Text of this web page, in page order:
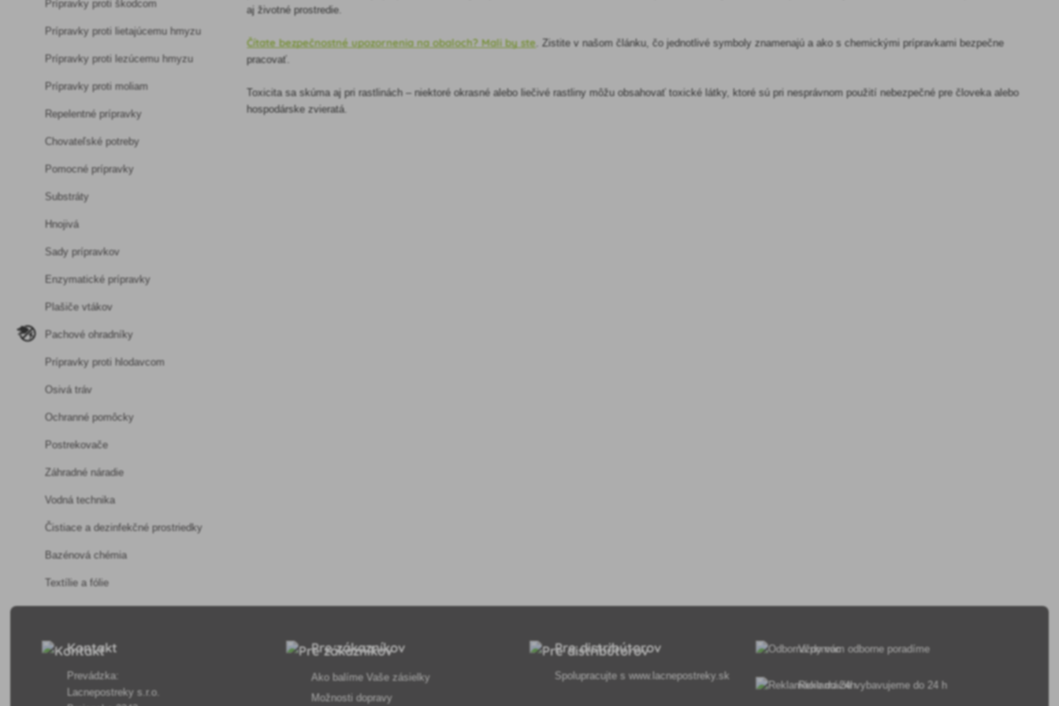
Prípravky proti škodcom
Prípravky proti lietajúcemu hmyzu
Prípravky proti lezúcemu hmyzu
Prípravky proti moliam
Repelentné prípravky
Chovateľské potreby
Pomocné prípravky
Substráty
Hnojivá
Sady prípravkov
Enzymatické prípravky
Plašiče vtákov
Pachové ohradníky
Prípravky proti hlodavcom
Osivá tráv
Ochranné pomôcky
Postrekovače
Záhradné náradie
Vodná technika
Čistiace a dezinfekčné prostriedky
Bazénová chémia
Textílie a fólie
aj životné prostredie.
Čítate bezpečnostné upozornenia na obaloch? Mali by ste . Zistite v našom článku, čo jednotlivé symboly znamenajú a ako s chemickými prípravkami bezpečne
pracovať.
Toxicita sa skúma aj pri rastlinách – niektoré okrasné alebo liečivé rastliny môžu obsahovať toxické látky, ktoré sú pri nesprávnom použití nebezpečné pre človeka alebo
hospodárske zvieratá.
Kontakt
Prevádzka:
Lacnepostreky s.r.o.
Pre zákazníkov
Ako balíme Vaše zásielky
Možnosti dopravy
Pre distribútorov
Spolupracujte swww.lacnepostreky.sk
Vždy vám odborne poradíme
Reklamácie vybavujeme do 24 h